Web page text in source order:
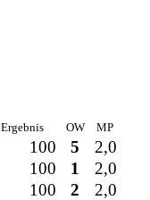
Ergebnis OW MP
100 5
2,0
100 1
2,0
100 2 2,0